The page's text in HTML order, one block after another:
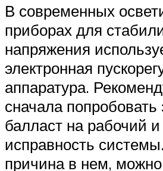
В современных
приборах для
напряжения
электронная
аппаратура.
сначала попробовать
балласт на рабочий
исправность
причина в нем, можно